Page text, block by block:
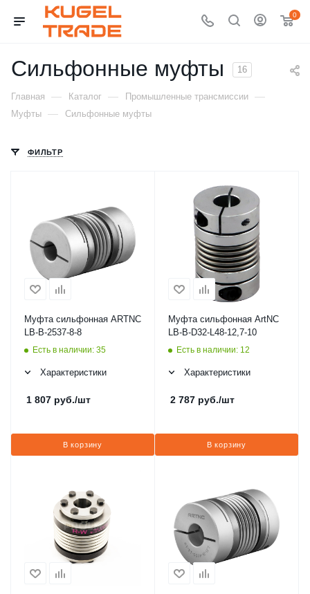
0
Сильфонные муфты 16
Главная — Каталог — Промышленные трансмиссии —
Муфты — Сильфонные муфты
ФИЛЬТР
Муфта сильфонная ARTNC
LB-B-2537-8-8
Есть в наличии: 35
Характеристики
1 807 руб./шт
В корзину
Муфта сильфонная ArtNC
LB-B-D32-L48-12,7-10
Есть в наличии: 12
Характеристики
2 787 руб./шт
В корзину